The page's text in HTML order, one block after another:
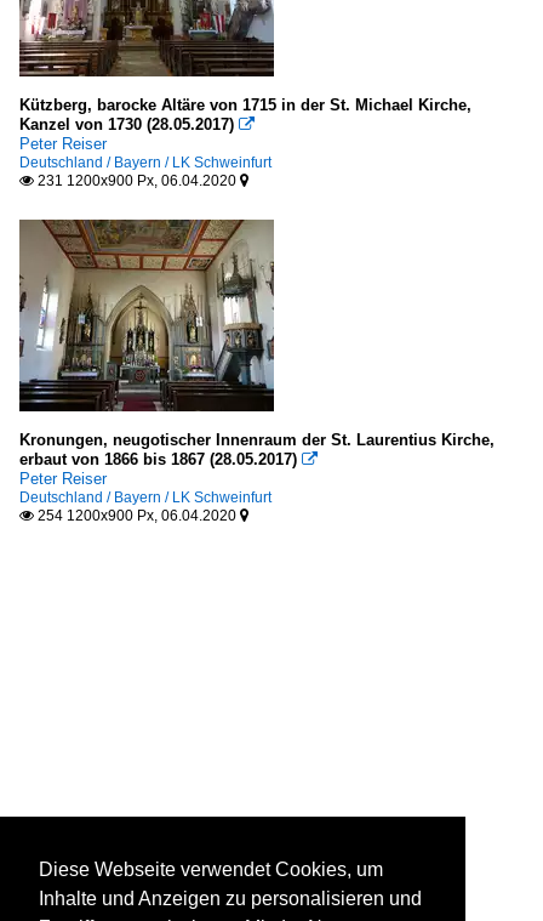
Kützberg, barocke Altäre von 1715 in der St. Michael Kirche,
Kanzel von 1730 (28.05.2017) 
Peter Reiser
Deutschland / Bayern / LK Schweinfurt
 231 1200x900 Px, 06.04.2020 
Kronungen, neugotischer Innenraum der St. Laurentius Kirche,
erbaut von 1866 bis 1867 (28.05.2017) 
Peter Reiser
Deutschland / Bayern / LK Schweinfurt
 254 1200x900 Px, 06.04.2020 
Diese Webseite verwendet Cookies, um
Inhalte und Anzeigen zu personalisieren und